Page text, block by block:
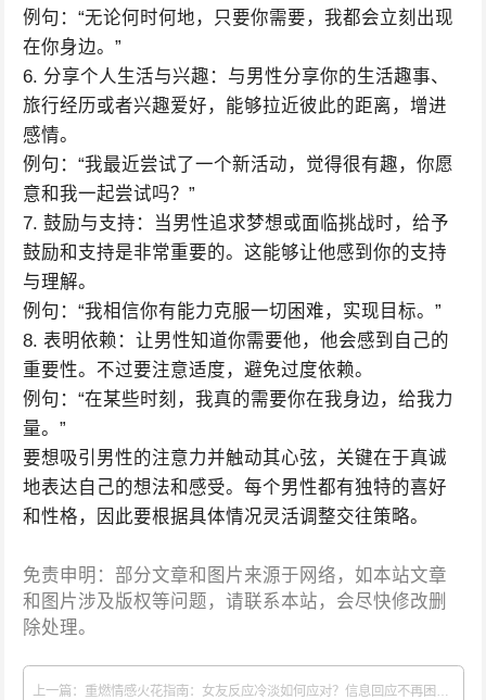
例句：“无论何时何地，只要你需要，我都会立刻出现
在你身边。”
6. 分享个人生活与兴趣：与男性分享你的生活趣事、
旅行经历或者兴趣爱好，能够拉近彼此的距离，增进
感情。
例句：“我最近尝试了一个新活动，觉得很有趣，你愿
意和我一起尝试吗？”
7. 鼓励与支持：当男性追求梦想或面临挑战时，给予
鼓励和支持是非常重要的。这能够让他感到你的支持
与理解。
例句：“我相信你有能力克服一切困难，实现目标。”
8. 表明依赖：让男性知道你需要他，他会感到自己的
重要性。不过要注意适度，避免过度依赖。
例句：“在某些时刻，我真的需要你在我身边，给我力
量。”
要想吸引男性的注意力并触动其心弦，关键在于真诚
地表达自己的想法和感受。每个男性都有独特的喜好
和性格，因此要根据具体情况灵活调整交往策略。
免责申明：部分文章和图片来源于网络，如本站文章
和图片涉及版权等问题，请联系本站，会尽快修改删
除处理。
上一篇：重燃情感火花指南：女友反应冷淡如何应对？信息回应不再困扰！